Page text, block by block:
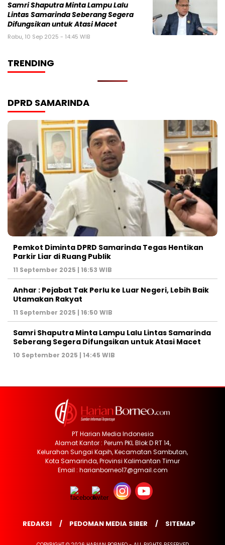
Samri Shaputra Minta Lampu Lalu
Lintas Samarinda Seberang Segera
Difungsikan untuk Atasi Macet
Rabu, 10 Sep 2025 - 14:45 WIB
TRENDING
DPRD SAMARINDA
Pemkot Diminta DPRD Samarinda Tegas Hentikan
Parkir Liar di Ruang Publik
11 September 2025 | 16:53 WIB
Anhar : Pejabat Tak Perlu ke Luar Negeri, Lebih Baik
Utamakan Rakyat
11 September 2025 | 16:50 WIB
Samri Shaputra Minta Lampu Lalu Lintas Samarinda
Seberang Segera Difungsikan untuk Atasi Macet
10 September 2025 | 14:45 WIB
PT Harian Media Indonesia
Alamat Kantor : Perum PKL Blok D RT 14,
Kelurahan Sungai Kapih, Kecamatan Sambutan,
Kota Samarinda, Provinsi Kalimantan Timur
Email : harianborneo17@gmail.com
REDAKSI PEDOMAN MEDIA SIBER SITEMAP